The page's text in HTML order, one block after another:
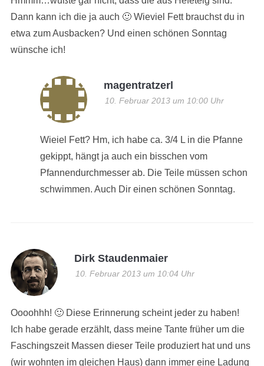
Dann kann ich die ja auch 🙂 Wieviel Fett brauchst du in
etwa zum Ausbacken? Und einen schönen Sonntag
wünsche ich!
magentratzerl
10. Februar 2013 um 10:00 Uhr
Wieiel Fett? Hm, ich habe ca. 3/4 L in die Pfanne
gekippt, hängt ja auch ein bisschen vom
Pfannendurchmesser ab. Die Teile müssen schon
schwimmen. Auch Dir einen schönen Sonntag.
Dirk Staudenmaier
10. Februar 2013 um 10:04 Uhr
Oooohhh! 🙂 Diese Erinnerung scheint jeder zu haben!
Ich habe gerade erzählt, dass meine Tante früher um die
Faschingszeit Massen dieser Teile produziert hat und uns
(wir wohnten im gleichen Haus) dann immer eine Ladung